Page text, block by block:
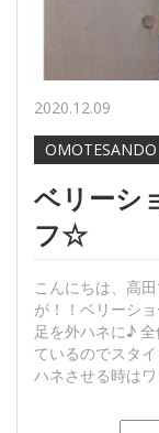
2020.12.09
OMOTESANDO
ベリーシ
フ☆
こんにちは、高
が！！ベリーシ
足を外ハネに♪
ているのでスタ
ハネさせる時は